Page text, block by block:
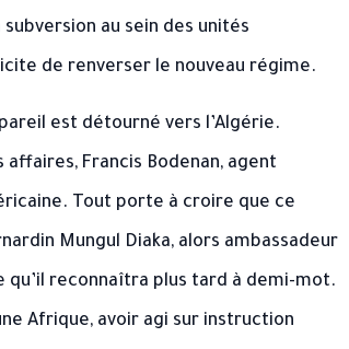
au sein des unités
de renverser le nouveau régime.
est détourné vers l’Algérie.
affaires, Francis Bodenan, agent
Tout porte à croire que ce
Mungul Diaka, alors ambassadeur
qu’il reconnaîtra plus tard à demi-mot.
Afrique, avoir agi sur instruction